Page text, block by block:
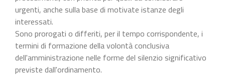
urgenti, anche sulla base di motivate istanze degli
interessati.
Sono prorogati o differiti, per il tempo corrispondente, i
termini di formazione della volontà conclusiva
dell'amministrazione nelle forme del silenzio significativo
previste dall'ordinamento.